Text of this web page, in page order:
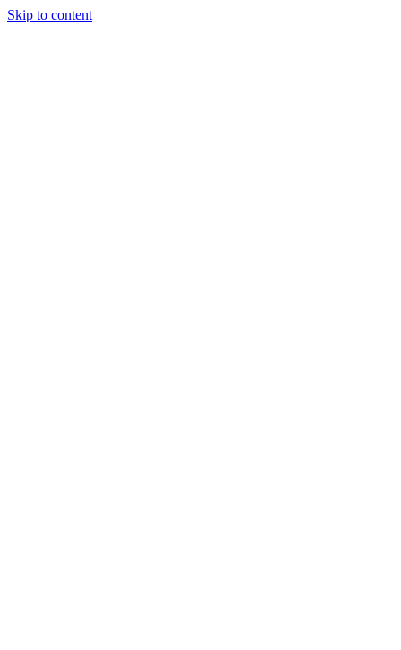
Skip to content